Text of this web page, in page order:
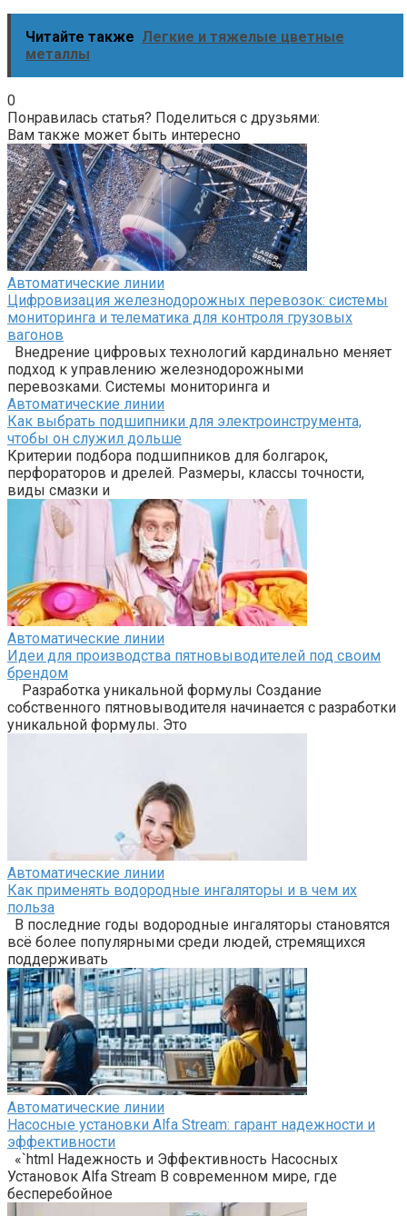
Читайте также Легкие и тяжелые цветные
металлы
0
Понравилась статья? Поделиться с друзьями:
Вам также может быть интересно
Автоматические линии
Цифровизация железнодорожных перевозок: системы
мониторинга и телематика для контроля грузовых
вагонов
Внедрение цифровых технологий кардинально меняет
подход к управлению железнодорожными
перевозками. Системы мониторинга и
Автоматические линии
Как выбрать подшипники для электроинструмента,
чтобы он служил дольше
Критерии подбора подшипников для болгарок,
перфораторов и дрелей. Размеры, классы точности,
виды смазки и
Автоматические линии
Идеи для производства пятновыводителей под своим
брендом
Разработка уникальной формулы Создание
собственного пятновыводителя начинается с разработки
уникальной формулы. Это
Автоматические линии
Как применять водородные ингаляторы и в чем их
польза
В последние годы водородные ингаляторы становятся
всё более популярными среди людей, стремящихся
поддерживать
Автоматические линии
Насосные установки Alfa Stream: гарант надежности и
эффективности
«`html Надежность и Эффективность Насосных
Установок Alfa Stream В современном мире, где
бесперебойное